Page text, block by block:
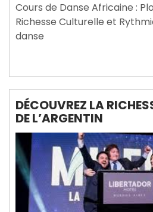
Cours de Danse Africaine :
Richesse Culturelle et
danse
DÉCOUVREZ LA
DE L’ARGENTIN